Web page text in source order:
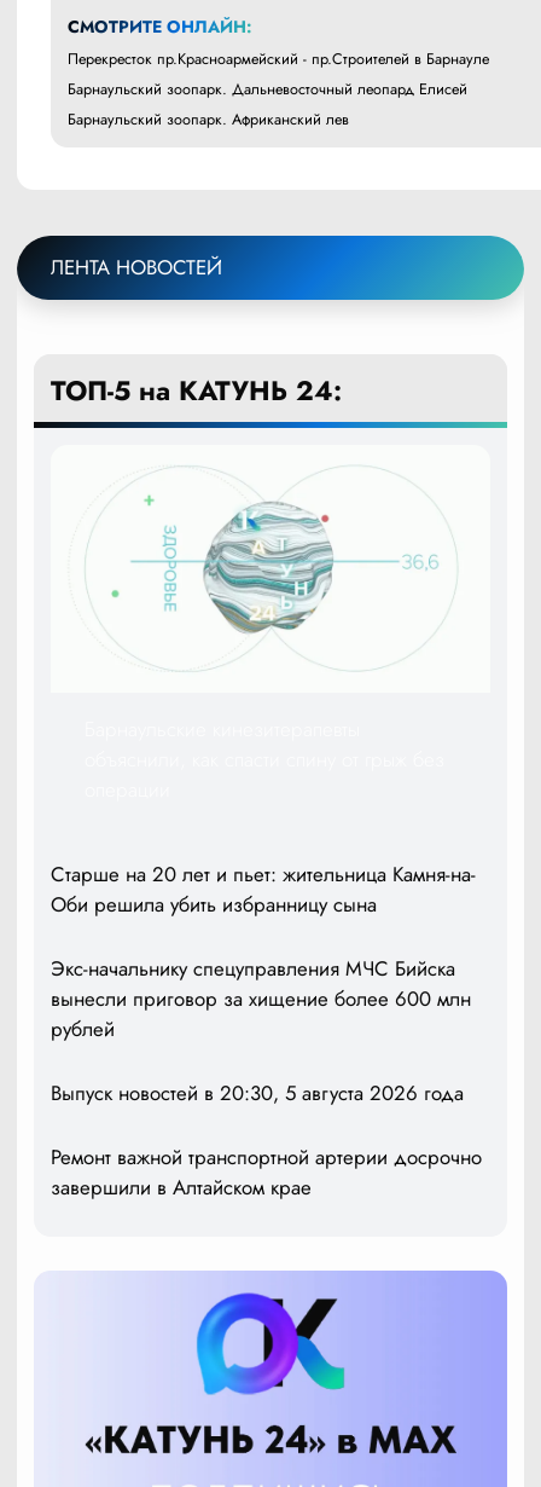
СМОТРИТЕ ОНЛАЙН:
Перекресток пр.Красноармейский - пр.Строителей в Барнауле
Барнаульский зоопарк. Дальневосточный леопард Елисей
Барнаульский зоопарк. Африканский лев
ЛЕНТА НОВОСТЕЙ
ТОП-5 на КАТУНЬ 24:
Старше на 20 лет и пьет: жительница Камня-на-
Оби решила убить избранницу сына
Экс-начальнику спецуправления МЧС Бийска
вынесли приговор за хищение более 600 млн
рублей
Выпуск новостей в 20:30, 5 августа 2026 года
Ремонт важной транспортной артерии досрочно
завершили в Алтайском крае